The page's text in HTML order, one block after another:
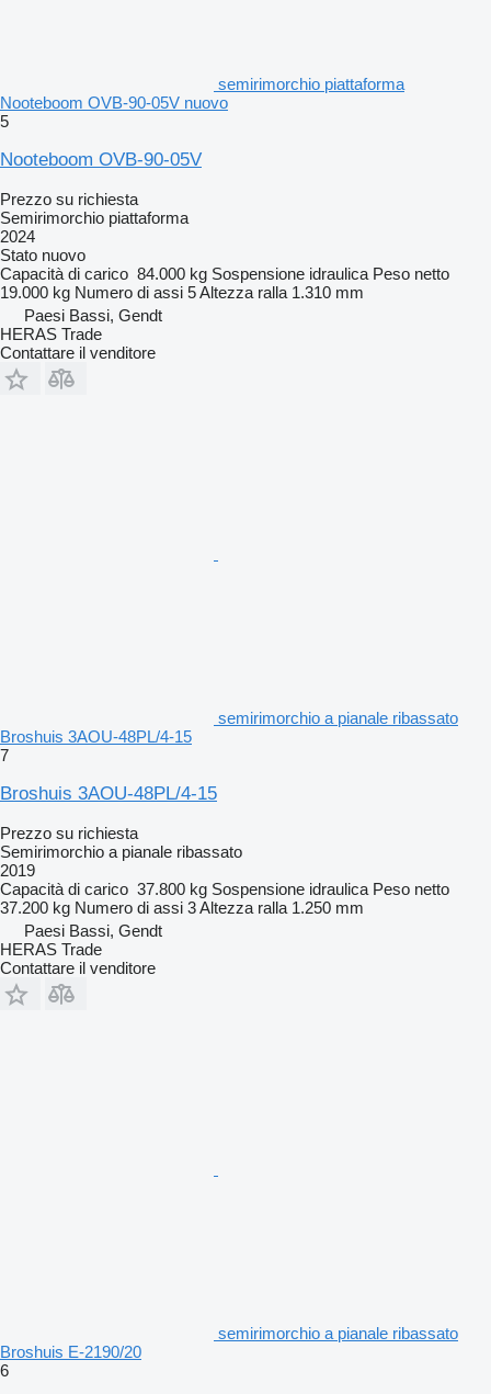
semirimorchio piattaforma
Nooteboom OVB-90-05V nuovo
5
Nooteboom OVB-90-05V
Prezzo su richiesta
Semirimorchio piattaforma
2024
Stato nuovo
Capacità di carico 84.000 kg Sospensione idraulica Peso netto
19.000 kg Numero di assi 5Altezza ralla 1.310 mm
Paesi Bassi, Gendt
HERAS Trade
Contattare il venditore
semirimorchio a pianale ribassato
Broshuis 3AOU-48PL/4-15
7
Broshuis 3AOU-48PL/4-15
Prezzo su richiesta
Semirimorchio a pianale ribassato
2019
Capacità di carico 37.800 kg Sospensione idraulica Peso netto
37.200 kg Numero di assi 3Altezza ralla 1.250 mm
Paesi Bassi, Gendt
HERAS Trade
Contattare il venditore
semirimorchio a pianale ribassato
Broshuis E-2190/20
6